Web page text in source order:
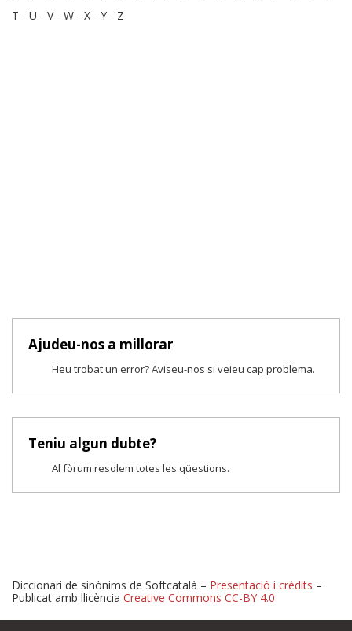
T - U - V- W - X - Y - Z
Ajudeu-nos a millorar
Heu trobat un error? Aviseu-nos si veieu cap problema.
Teniu algun dubte?
Al fòrum resolem totes les qüestions.
Diccionari de sinònims de Softcatalà – Presentació i crèdits –
Publicat amb llicència Creative Commons CC-BY 4.0